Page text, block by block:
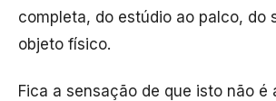
completa, do estúdio ao palco, do
objeto físico.
Fica a sensação de que isto não é